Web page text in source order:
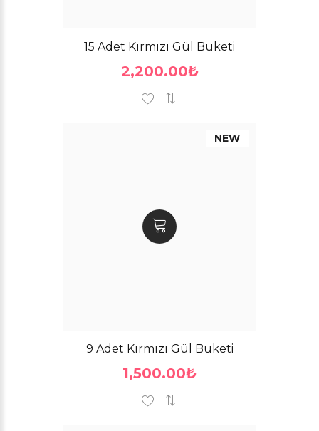
15 Adet Kırmızı Gül Buketi
2,200.00₺
NEW
9 Adet Kırmızı Gül Buketi
1,500.00₺